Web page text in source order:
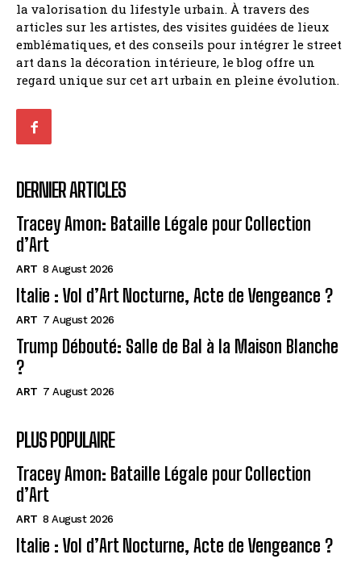
la valorisation du lifestyle urbain. À travers des
articles sur les artistes, des visites guidées de lieux
emblématiques, et des conseils pour intégrer le street
art dans la décoration intérieure, le blog offre un
regard unique sur cet art urbain en pleine évolution.
DERNIER ARTICLES
Tracey Amon: Bataille Légale pour Collection
d’Art
ART 8 August 2026
Italie : Vol d’Art Nocturne, Acte de Vengeance ?
ART 7 August 2026
Trump Débouté: Salle de Bal à la Maison Blanche
?
ART 7 August 2026
PLUS POPULAIRE
Tracey Amon: Bataille Légale pour Collection
d’Art
ART 8 August 2026
Italie : Vol d’Art Nocturne, Acte de Vengeance ?